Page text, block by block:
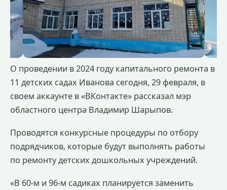
О проведении в 2024 году капитального ремонта в
11 детских садах Иванова сегодня, 29 февраля, в
своем аккаунте в «ВКонтакте» рассказал мэр
областного центра Владимир Шарыпов.
Проводятся конкурсные процедуры по отбору
подрядчиков, которые будут выполнять работы
по ремонту детских дошкольных учреждений.
«В 60-м и 96-м садиках планируется заменить